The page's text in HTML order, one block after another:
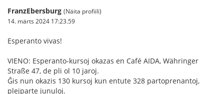
FranzEbersburg (Näita profiili)
14. märts 2024 17:23.59
Esperanto vivas!
VIENO: Esperanto-kursoj okazas en Café AIDA, Währinger
Straße 47, de pli ol 10 jaroj.
Ĝis nun okazis 130 kursoj kun entute 328 partoprenantoj,
plejparte junuloj.